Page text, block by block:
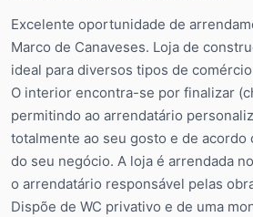
Excelente oportunidade de
Marco de Canaveses. Loja de
ideal para diversos tipos de
O interior encontra-se por finalizar
permitindo ao arrendatário
totalmente ao seu gosto e de acordo
do seu negócio. A loja é arrendada
o arrendatário responsável pelas
Dispõe de WC privativo e de uma